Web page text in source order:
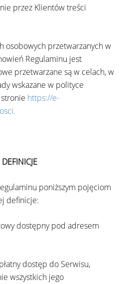
przez Klientów treści
osobowych przetwarzanych w
Regulaminu jest
przetwarzane są w celach, w
wskazane w polityce
https://e-
DEFINICJE
poniższym pojęciom
definicje:
dostępny pod adresem
dostęp do Serwisu,
wszystkich jego